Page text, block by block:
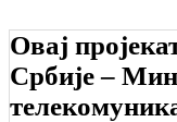
Овај
Србије –